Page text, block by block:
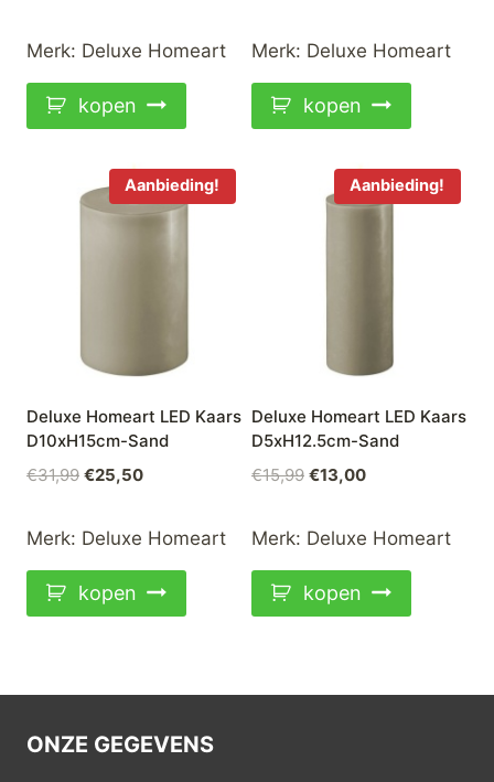
was:
is:
Merk: Deluxe Homeart
kopen
was:
is:
Merk: Deluxe Homeart
kopen
Aanbieding!
Deluxe Homeart LED Kaars
D10xH15cm-Sand
€31,99 Oorspronkelijke
was:
€25,50Huidige
is:
Merk: Deluxe Homeart
kopen
Aanbieding!
Deluxe Homeart LED Kaars
D5xH12.5cm-Sand
€15,99 Oorspronkelijke
was:
€13,00Huidige
is:
Merk: Deluxe Homeart
kopen
ONZE GEGEVENS